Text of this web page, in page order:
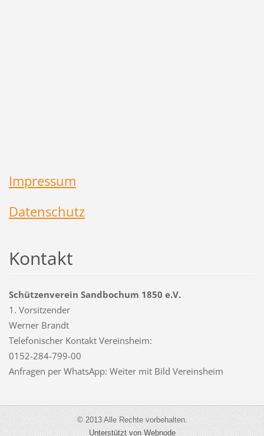
Impressum
Datenschutz
Kontakt
Schützenverein Sandbochum 1850 e.V.
1. Vorsitzender
Werner Brandt
Telefonischer Kontakt Vereinsheim:
0152-284-799-00
Anfragen per WhatsApp: Weiter mit Bild Vereinsheim
© 2013 Alle Rechte vorbehalten.
Unterstützt von Webnode